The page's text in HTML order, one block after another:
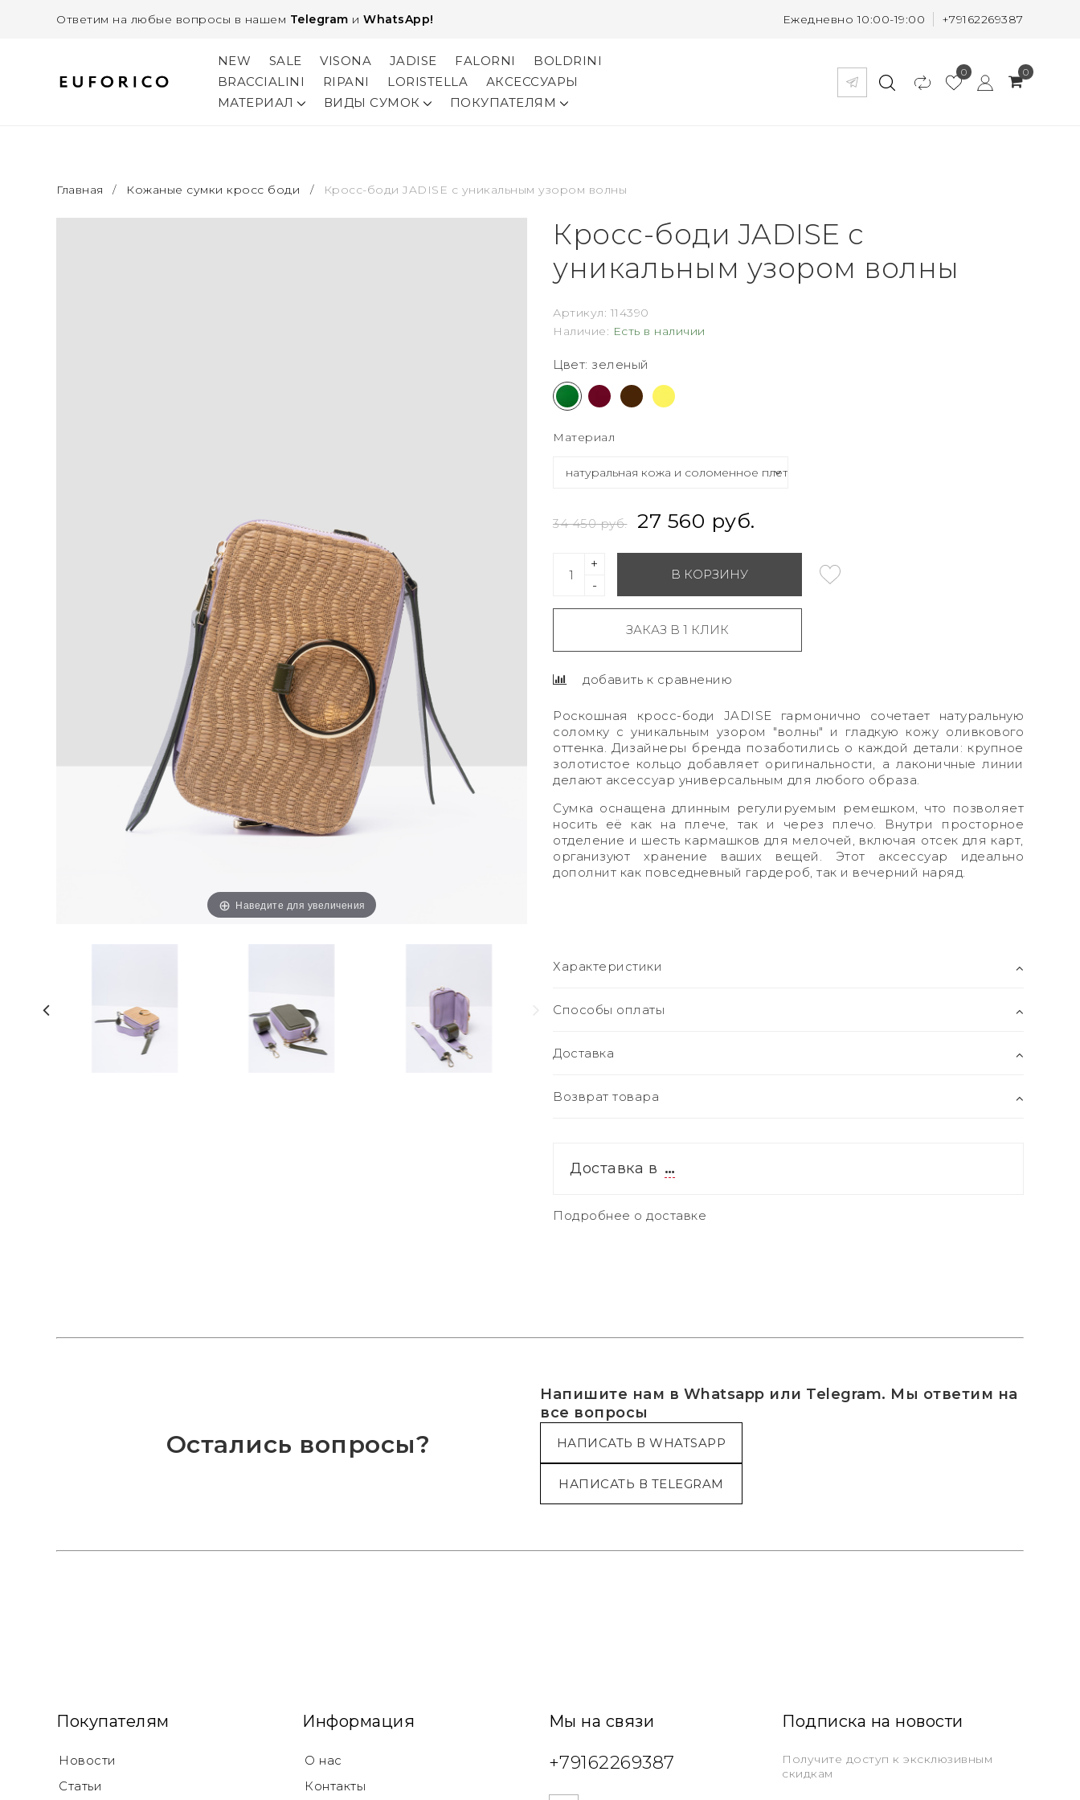
Ответим на любые вопросы в нашем Telegram и WhatsApp! Ежедневно 10:00-19:00 +79162269387
NEW SALE VISONA JADISE FALORNI
BOLDRINI
BRACCIALINI
RIPANI LORISTELLA
АКСЕССУАРЫ
МАТЕРИАЛ
ВИДЫ СУМОК ПОКУПАТЕЛЯМ
0 0
Главная / Кожаные сумки кросс боди / Кросс-боди JADISE с уникальным узором волны
Наведите для увеличения
Кросс-боди JADISE с
уникальным узором волны
Артикул: 114390
Наличие: Есть в наличии
Цвет: зеленый
Материал
34 450 руб. 27 560 руб.
-
+
В КОРЗИНУ
ЗАКАЗ В 1 КЛИК
добавить к сравнению
Роскошная кросс-боди JADISE гармонично сочетает натуральную
соломку с уникальным узором "волны" и гладкую кожу оливкового
оттенка. Дизайнеры бренда позаботились о каждой детали: крупное
золотистое кольцо добавляет оригинальности, а лаконичные линии
делают аксессуар универсальным для любого образа.
Сумка оснащена длинным регулируемым ремешком, что позволяет
носить её как на плече, так и через плечо. Внутри просторное
отделение и шесть кармашков для мелочей, включая отсек для карт,
организуют хранение ваших вещей. Этот аксессуар идеально
дополнит как повседневный гардероб, так и вечерний наряд.
Характеристики
Способы оплаты
Доставка
Возврат товара
Доставка в …
Подробнее о доставке
Остались вопросы?
Напишите нам в Whatsapp или Telegram. Мы ответим на
все вопросы
НАПИСАТЬ В WHATSAPP
НАПИСАТЬ В TELEGRAM
Покупателям
Новости
Статьи
Информация
О нас
Контакты
Мы на связи
+79162269387
Подписка на новости
Получите доступ к эксклюзивным
скидкам